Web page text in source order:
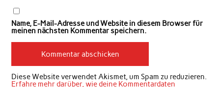
Name, E-Mail-Adresse und Website in diesem Browser für
meinen nächsten Kommentar speichern.
Diese Website verwendet Akismet, um Spam zu reduzieren.
Erfahre mehr darüber, wie deine Kommentardaten